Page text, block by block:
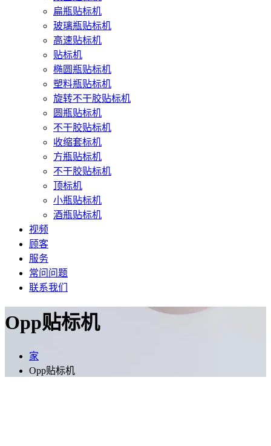
扁瓶贴标机
玻璃瓶贴标机
高速贴标机
贴标机
椭圆瓶贴标机
塑料瓶贴标机
旋转不干胶贴标机
圆瓶贴标机
不干胶贴标机
收缩套标机
方瓶贴标机
不干胶贴标机
顶标机
小瓶贴标机
酒瓶贴标机
视频
顾客
服务
常问问题
联系我们
Opp贴标机
家
Opp贴标机